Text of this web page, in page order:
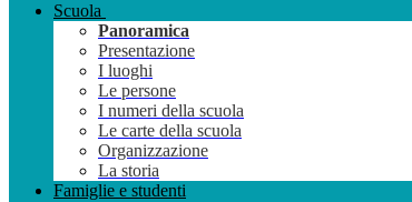
Scuola
Panoramica
Presentazione
I luoghi
Le persone
I numeri della scuola
Le carte della scuola
Organizzazione
La storia
Famiglie e studenti